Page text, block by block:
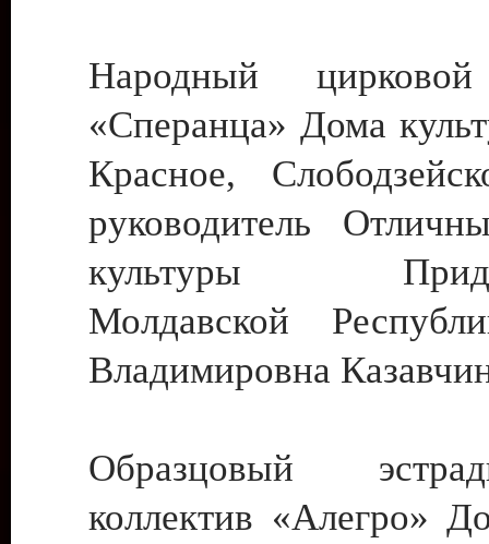
Народный цирковой
«Сперанца» Дома
Красное,
руководитель
культуры
Молдавской
Владимировна
Образцовый
коллектив «Алегро»